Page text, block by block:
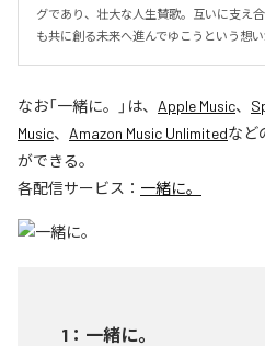
グであり、壮大な人生賛歌。互いに支え
も共に創る未来へ進んでゆこうという想
なお「一緒に。 」は、 Apple Music、
Music、 Amazon Music Unlimitedなど
ができる。
各配信サービス： 一緒に。
1 ： 一緒に。